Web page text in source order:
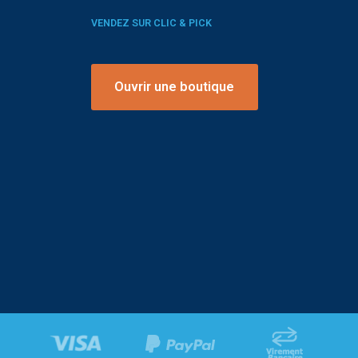
VENDEZ SUR CLIC & PICK
Ouvrir une boutique